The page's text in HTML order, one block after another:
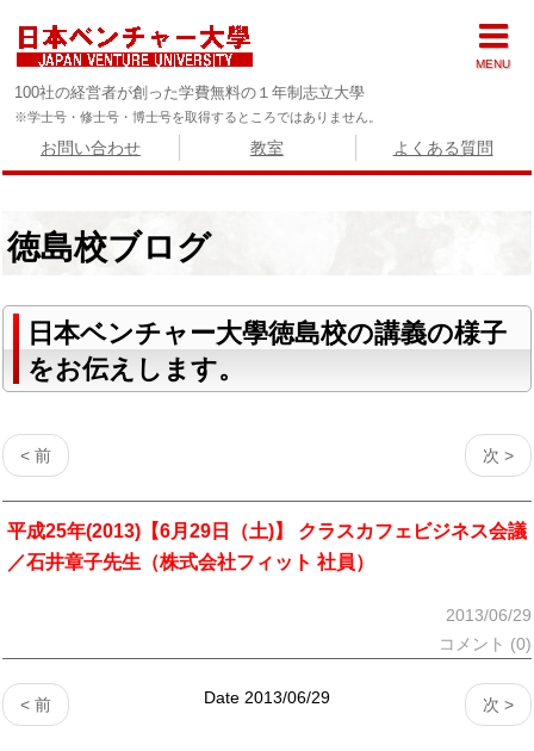
100社の経営者が創った学費無料の１年制志立大學
※学士号・修士号・博士号を取得するところではありません。
お問い合わせ 教室 よくある質問
徳島校ブログ
日本ベンチャー大學徳島校の講義の様子
をお伝えします。
< 前 次 >
平成25年(2013)【6月29日（土)】 クラスカフェビジネス会議
／石井章子先生（株式会社フィット 社員）
2013/06/29
コメント (0)
< 前 次 >
Date 2013/06/29
MENU